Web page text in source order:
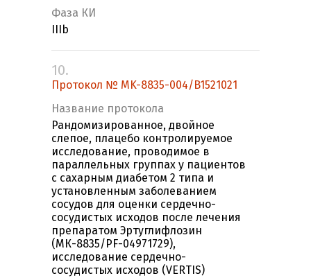
Фаза КИ
IIIb
10.
Протокол № MK-8835-004/B1521021
Название протокола
Рандомизированное, двойное
слепое, плацебо контролируемое
исследование, проводимое в
параллельных группах у пациентов
с сахарным диабетом 2 типа и
установленным заболеванием
сосудов для оценки сердечно-
сосудистых исходов после лечения
препаратом Эртуглифлозин
(МК-8835/PF-04971729),
исследование сердечно-
сосудистых исходов (VERTIS)